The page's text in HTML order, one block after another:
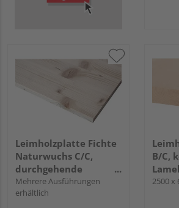
Leimholzplatte Fichte
Naturwuchs C/C,
durchgehende
Lamellen
Mehrere Ausführungen
erhältlich
B/C,
2500 x